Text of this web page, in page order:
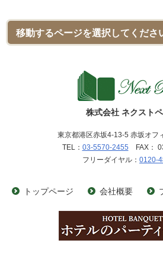
株式会社 ネクスト
東京都港区赤坂4-13-5 赤坂オフ
TEL： 03-5570-2455 FAX：
フリーダイヤル： 0120-
トップページ 会社概要